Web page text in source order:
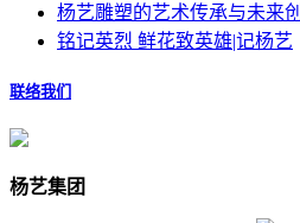
杨艺雕塑的艺术传承与未来创
铭记英烈 鲜花致英雄|记杨艺
联络我们
杨艺集团